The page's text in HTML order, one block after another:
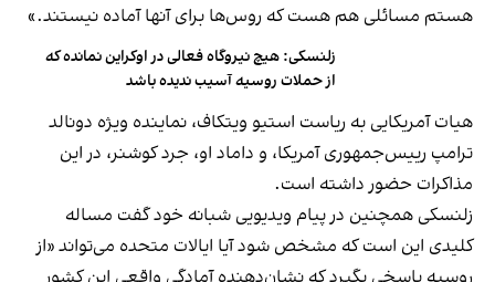
هستم مسائلی هم هست که روس‌ها برای آنها آماده نیستند.»
زلنسکی: هیچ نیروگاه فعالی در اوکراین نمانده که
از حملات روسیه آسیب ندیده باشد
هیات آمریکایی به ریاست استیو ویتکاف، نماینده ویژه دونالد
ترامپ رییس‌جمهوری آمریکا، و داماد او، جرد کوشنر، در این
مذاکرات حضور داشته است.
زلنسکی همچنین در پیام ویدیویی شبانه خود گفت مساله
کلیدی این است که مشخص شود آیا ایالات متحده می‌تواند «از